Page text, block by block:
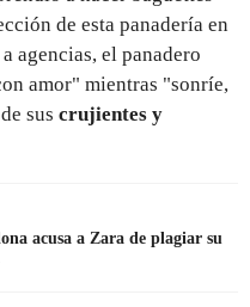
de esta panadería en
agencias, el panadero
amor" mientras "sonríe,
sus crujientes y
acusa a Zara de plagiar su